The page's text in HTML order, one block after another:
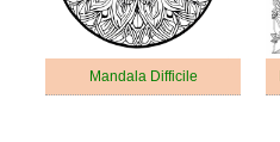
Mandala Difficile